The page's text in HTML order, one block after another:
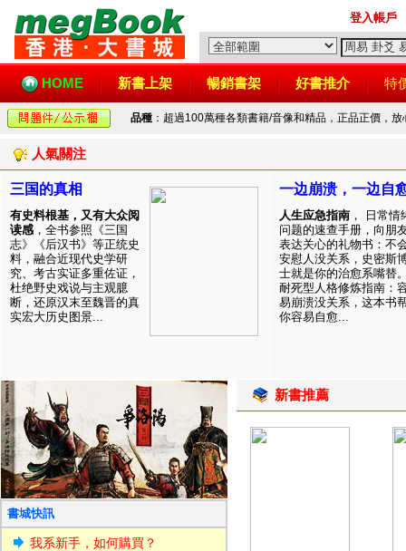
登入帳戶
HOME 新書上架 暢銷書架 好書推介 特
品種 ：超過100萬種各類書籍/音像和精品，正品正價，
人氣關注
三国的真相
有史料根基，又有大众阅
读感 ，全书参照《三国
志》《后汉书》等正统史
料，融合近现代史学研
究、考古实证多重佐证，
杜绝野史戏说与主观臆
断，还原汉末至魏晋的真
实宏大历史图景...
一边崩溃，一边自
人生应急指南 ， 日常情
问题的速查手册，向朋
表达关心的礼物书：不
安慰人没关系，史密斯
士就是你的治愈系嘴替
耐死型人格修炼指南：
易崩溃没关系，这本书
你容易自愈...
書城快訊
我系新手，如何購買？
新書推薦